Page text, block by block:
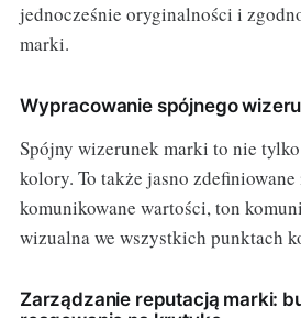
jednocześnie oryginalności i
marki.
Wypracowanie spójnego
Spójny wizerunek marki to nie
kolory. To także jasno
komunikowane wartości, ton
wizualna we wszystkich punktach
Zarządzanie reputacją marki: